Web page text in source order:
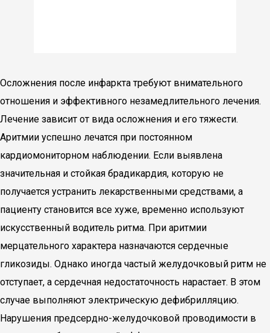
Осложнения после инфаркта требуют внимательного
отношения и эффективного незамедлительного лечения.
Лечение зависит от вида осложнения и его тяжести.
Аритмии успешно лечатся при постоянном
кардиомониторном наблюдении. Если выявлена
значительная и стойкая брадикардия, которую не
получается устранить лекарственными средствами, а
пациенту становится все хуже, временно используют
искусственный водитель ритма. При аритмии
мерцательного характера назначаются сердечные
гликозиды. Однако иногда частый желудочковый ритм не
отступает, а сердечная недостаточность нарастает. В этом
случае выполняют электрическую дефибрилляцию.
Нарушения предсердно-желудочковой проводимости в